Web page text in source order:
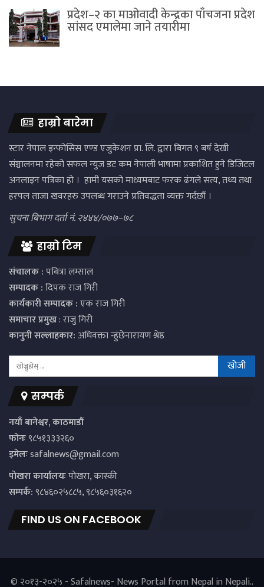
प्रदेश–२ का माओवादी केन्द्रका पाँचजना प्रदेश
सांसद एमालेमा जाने तयारीमा
हाम्रो बारेमा
स्टार नेपाल इन्फोसिस एण्ड एजुकेशन प्रा. लि. द्वारा बिगत ९ बर्ष देखी
संञ्चालनमा रहेको सफल न्युज डट कम नेपाली भाषामा प्रकाशित हुने डिजिटल
अनलाइन पत्रिका हो । हामी यसको माध्यमबाट फरक ढंगले सत्य, तथ्य तथा
हरपल ताजा खवरहरु उपलब्ध गराउने प्रतिवद्धता व्यक्त गर्दछौं ।
सुचना बिभाग दर्ता नं. २४४४/०७७–७८
हाम्रो टिम
संचालक :पबित्रा लम्साल
सम्पादक :दिपक राज गिरी
कार्यकारी सम्पादक :एक राज गिरी
समाचार प्रमुख: राजु गिरी
कानुनी सल्लाहकार:अधिवक्ता न्हुंछेनारायण श्रेष्ठ
सम्पर्क
नयाँ बानेश्वर, काठमाडौं
फोनः९८५१३३३२६०
इमेलःsafalnews@gmail.com
पाेखरा कार्यालयःपोखरा, कास्की
सम्पर्क:९८४६०२५८८५, ९८५६०३१६२०
FIND US ON FACEBOOK
© २०१३-२०२५ - Safalnews- News Portal from Nepal in Nepali..